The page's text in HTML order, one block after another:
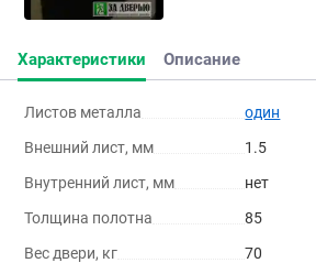
Характеристики Описание
Листов металла
один
Внешний лист, мм
1.5
Внутренний лист, мм
нет
Толщина полотна
85
Вес двери, кг
70